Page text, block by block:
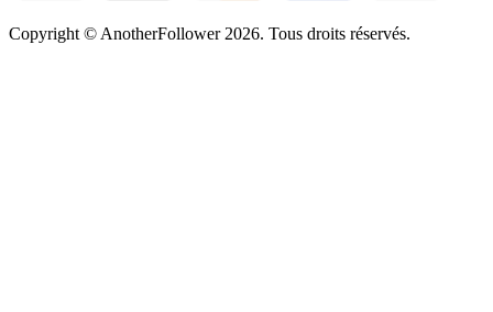
Copyright © AnotherFollower 2026. Tous droits réservés.